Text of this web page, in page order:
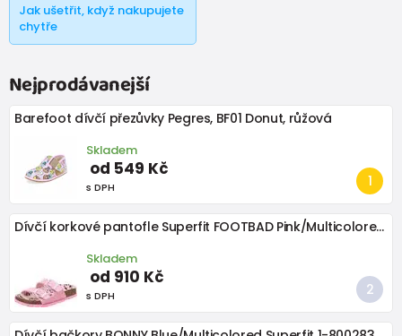
Jak ušetřit, když nakupujete
chytře
Nejprodávanejší
Barefoot dívčí přezůvky Pegres, BF01 Donut, růžová
Skladem
od 549 Kč
s DPH
Dívčí korkové pantofle Superfit FOOTBAD Pink/Multicolored 1-800111-5550
Skladem
od 910 Kč
s DPH